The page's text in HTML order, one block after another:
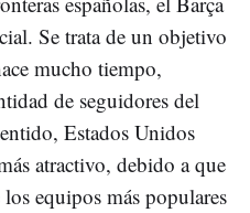
Se trata de un objetivo
mucho tiempo,
de seguidores del
Estados Unidos
atractivo, debido a que
equipos más populares